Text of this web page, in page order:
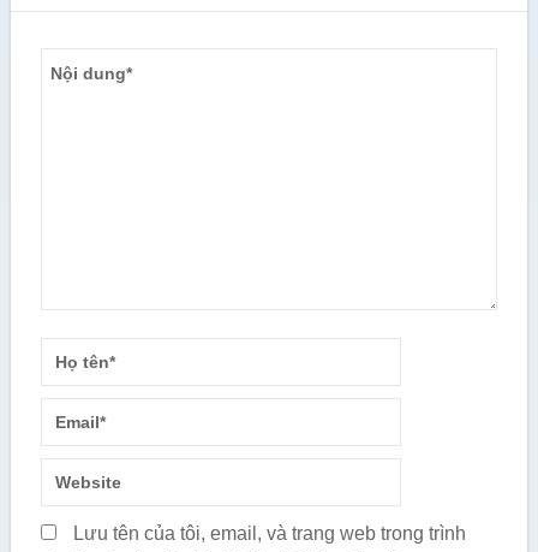
Lưu tên của tôi, email, và trang web trong trình